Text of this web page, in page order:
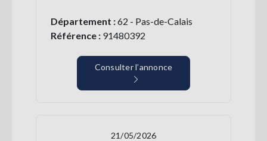
Département :62 - Pas-de-Calais
Référence : 91480392
Consulter l’annonce
21/05/2026